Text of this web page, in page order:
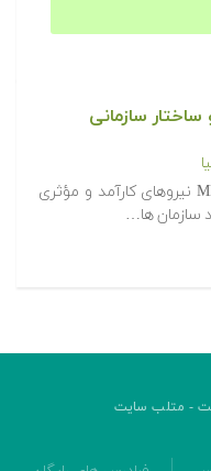
سازمانی
فارغ التحصیلان دوره های عالی MBA نیروهای کارآمد و مؤثری
سازمان ها…
- متلب سایت